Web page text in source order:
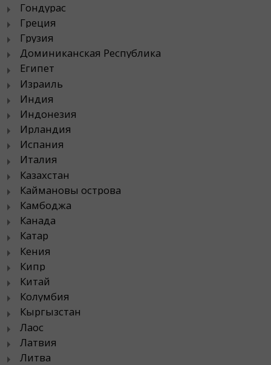
Гондурас
Греция
Грузия
Доминиканская Республика
Египет
Израиль
Индия
Индонезия
Ирландия
Испания
Италия
Казахстан
Каймановы острова
Камбоджа
Канада
Катар
Кения
Кипр
Китай
Колумбия
Кыргызстан
Лаос
Латвия
Литва